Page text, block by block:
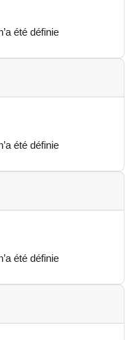
été définie
été définie
été définie